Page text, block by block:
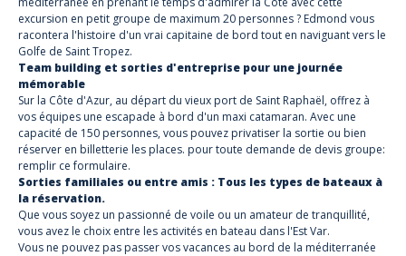
excursion en petit groupe de maximum 20 personnes ? Edmond vous
racontera l'histoire d'un vrai capitaine de bord tout en naviguant vers le
Golfe de Saint Tropez.
Team building et sorties d'entreprise pour une journée
mémorable
Sur la Côte d'Azur, au départ du vieux port de Saint Raphaël, offrez à
vos équipes une escapade à bord d'un maxi catamaran. Avec une
capacité de 150 personnes, vous pouvez privatiser la sortie ou bien
réserver en billetterie les places. pour toute demande de devis groupe:
remplir ce formulaire.
Sorties familiales ou entre amis : Tous les types de bateaux à
la réservation.
Que vous soyez un passionné de voile ou un amateur de tranquillité,
vous avez le choix entre les activités en bateau dans l'Est Var.
Vous ne pouvez pas passer vos vacances au bord de la méditerranée